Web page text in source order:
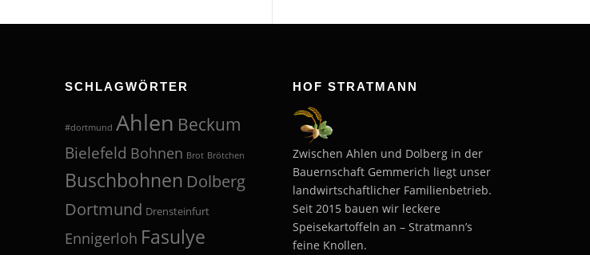
SCHLAGWÖRTER
#dortmund Ahlen Beckum
Bielefeld Bohnen Brot Brötchen
Buschbohnen Dolberg
Dortmund Drensteinfurt
Ennigerloh Fasulye
HOF STRATMANN
Zwischen Ahlen und Dolberg in der
Bauernschaft Gemmerich liegt unser
landwirtschaftlicher Familienbetrieb.
Seit 2015 bauen wir leckere
Speisekartoffeln an – Stratmann’s
feine Knollen.